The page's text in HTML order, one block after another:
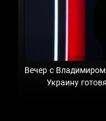
Вечер с
Украину